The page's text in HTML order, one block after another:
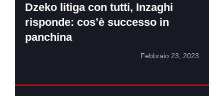
Dzeko litiga con tutti, Inzaghi
risponde: cos’è successo in
panchina
Febbraio 23, 2023